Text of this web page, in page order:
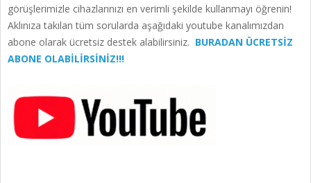
görüşlerimizle cihazlarınızı en verimli şekilde kullanmayı öğrenin!
Aklınıza takılan tüm sorularda aşağıdaki youtube kanalımızdan
abone olarak ücretsiz destek alabilirsiniz. BURADAN ÜCRETSİZ
ABONE OLABİLİRSİNİZ!!!